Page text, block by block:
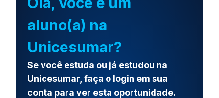
aluno(a) na
Unicesumar?
Se você estuda ou já estudou na
Unicesumar, faça o login em sua
conta para ver esta oportunidade.